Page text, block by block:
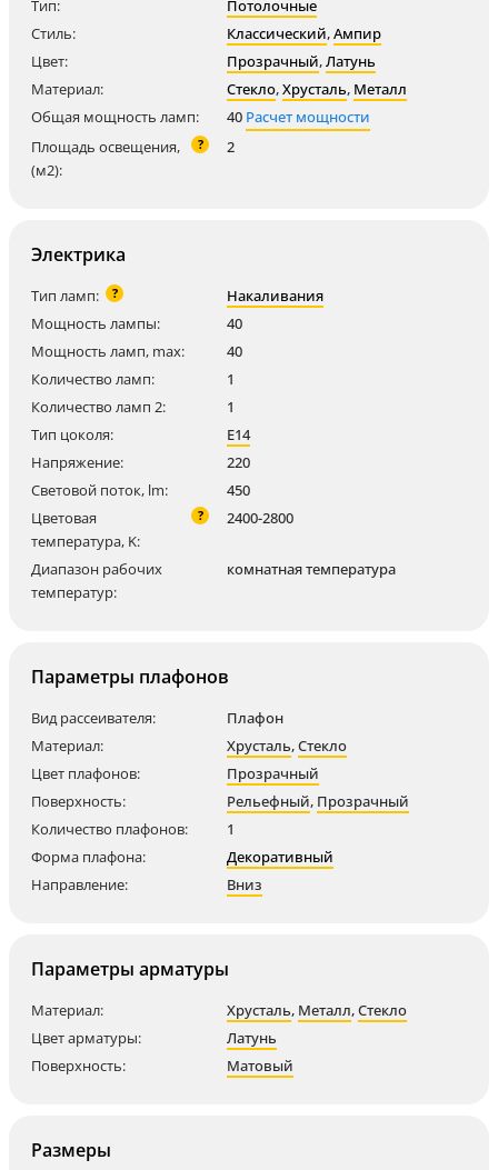
Тип:
Потолочные
Стиль:
Классический,Ампир
Цвет:
Прозрачный,Латунь
Материал:
Стекло,Хрусталь, Металл
Общая мощность ламп:
40 Расчет мощности
Площадь освещения,
(м2):
? 2
Электрика
Тип ламп: ?
Накаливания
Мощность лампы:
40
Мощность ламп, max:
40
Количество ламп:
1
Количество ламп 2:
1
Тип цоколя:
E14
Напряжение:
220
Световой поток, lm:
450
Цветовая
температура, K:
? 2400-2800
Диапазон рабочих
температур:
комнатная температура
Параметры плафонов
Вид рассеивателя:
Плафон
Материал:
Хрусталь,Стекло
Цвет плафонов:
Прозрачный
Поверхность:
Рельефный, Прозрачный
Количество плафонов:
1
Форма плафона:
Декоративный
Направление:
Вниз
Параметры арматуры
Материал: Хрусталь, Металл,Стекло
Цвет арматуры:
Латунь
Поверхность:
Матовый
Размеры